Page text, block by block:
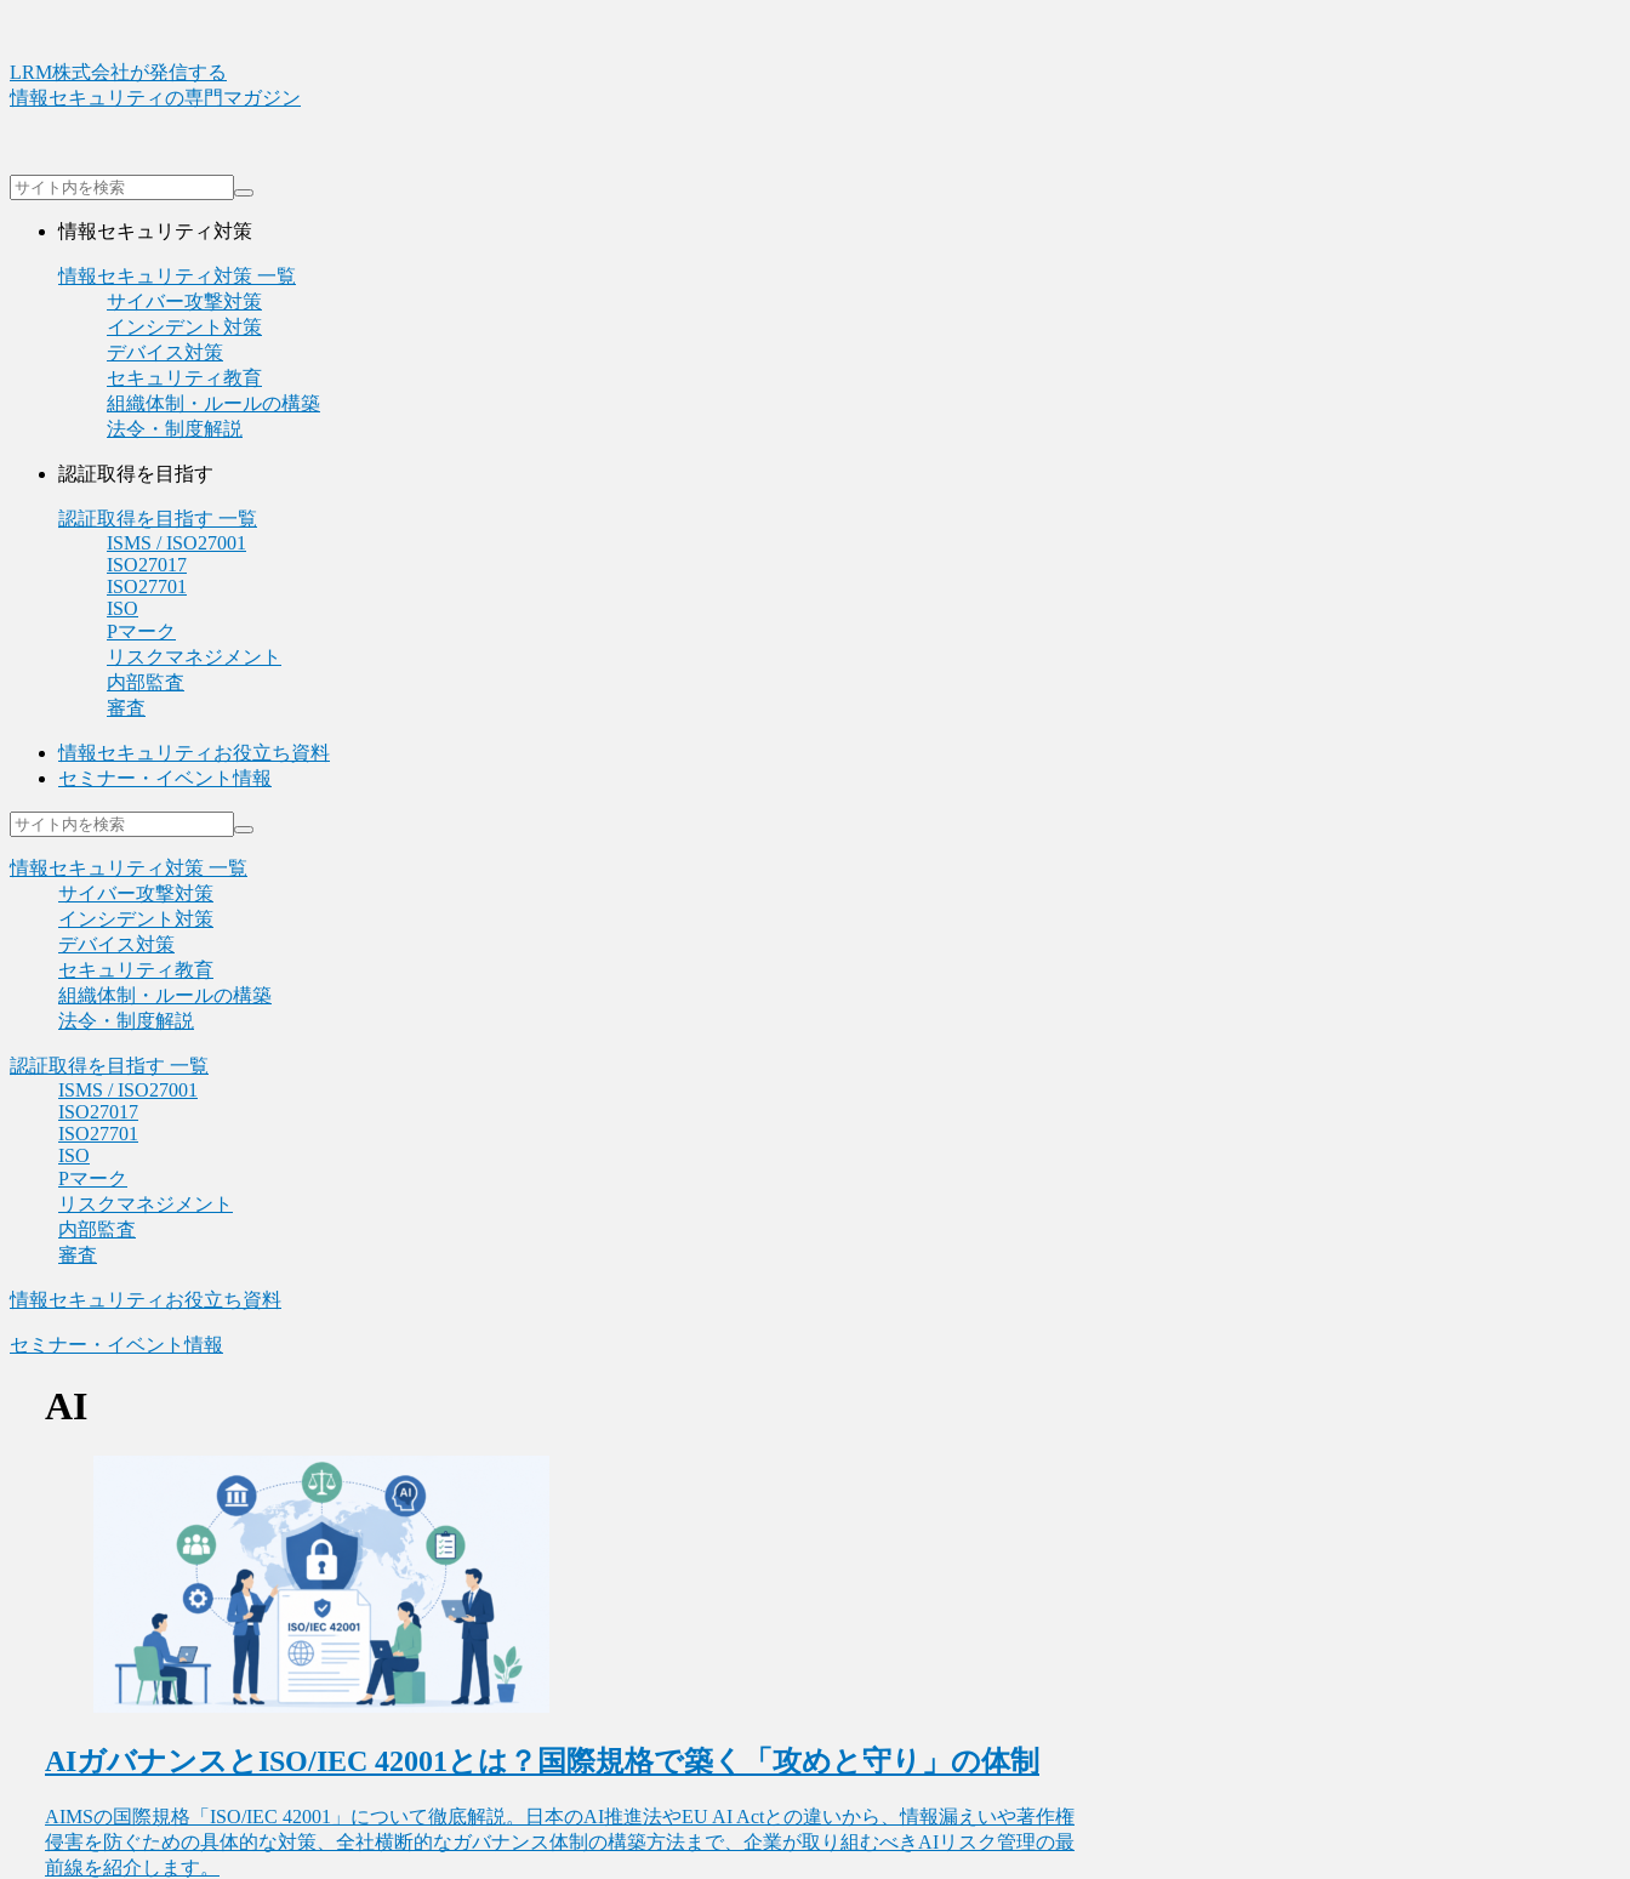
LRM株式会社が発信する
情報セキュリティの専門マガジン
情報セキュリティ対策
情報セキュリティ対策 一覧
サイバー攻撃対策
インシデント対策
デバイス対策
セキュリティ教育
組織体制・ルールの構築
法令・制度解説
認証取得を目指す
認証取得を目指す 一覧
ISMS / ISO27001
ISO27017
ISO27701
ISO
Pマーク
リスクマネジメント
内部監査
審査
情報セキュリティお役立ち資料
セミナー・イベント情報
情報セキュリティ対策 一覧
サイバー攻撃対策
インシデント対策
デバイス対策
セキュリティ教育
組織体制・ルールの構築
法令・制度解説
認証取得を目指す 一覧
ISMS / ISO27001
ISO27017
ISO27701
ISO
Pマーク
リスクマネジメント
内部監査
審査
情報セキュリティお役立ち資料
セミナー・イベント情報
AI
AIガバナンスとISO/IEC 42001とは？国際規格で築く「攻めと守り」の体制
AIMSの国際規格「ISO/IEC 42001」について徹底解説。日本のAI推進法やEU AI Actとの違いから、情報漏えいや著作権
侵害を防ぐための具体的な対策、全社横断的なガバナンス体制の構築方法まで、企業が取り組むべきAIリスク管理の最
前線を紹介します。